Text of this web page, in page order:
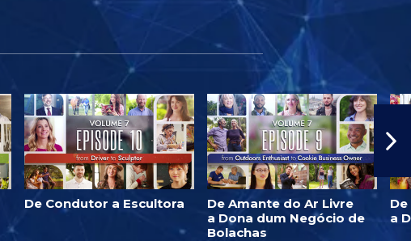
De Condutor a Escultora
De Amante do Ar Livre
a Dona dum Negócio de
Bolachas
a